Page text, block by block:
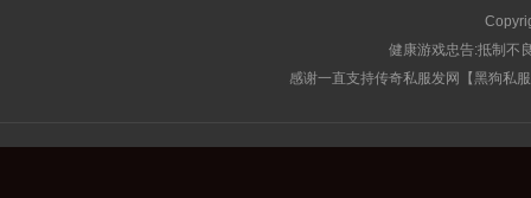
健康游戏忠告:抵制不
感谢一直支持传奇私服发网【黑狗私